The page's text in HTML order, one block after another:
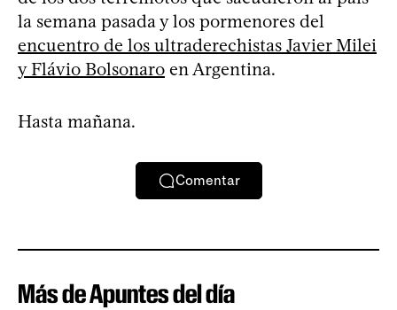
la semana pasada y los pormenores del
encuentro de los ultraderechistas Javier Milei
y Flávio Bolsonaro en Argentina.
Hasta mañana.
Comentar
Más de Apuntes del día